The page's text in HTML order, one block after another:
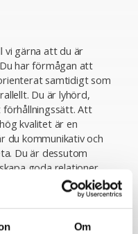
Om
vi gärna att du är
har förmågan att
samtidigt som
Du är lyhörd,
Att
kvalitet är en
du kommunikativ och
Du är dessutom
goda relationer.
framgång.